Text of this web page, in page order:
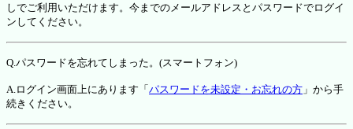
しでご利用いただけます。今までのメールアドレスとパスワードでログイ
ンしてください。
Q.パスワードを忘れてしまった。(スマートフォン)
A.ログイン画面上にあります「 パスワードを未設定・お忘れの方 」から手
続きください。